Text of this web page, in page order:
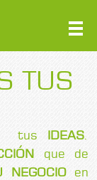
TUS
tus IDEAS
que de
NEGOCIOen